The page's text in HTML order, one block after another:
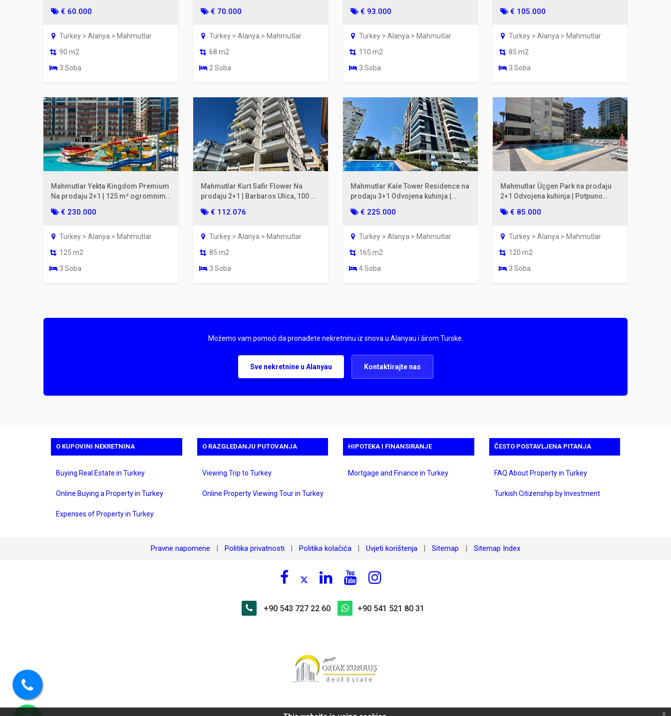
€ 60.000
Turkey > Alanya > Mahmutlar
90 m2
3 Soba
€ 70.000
Turkey > Alanya > Mahmutlar
68 m2
2 Soba
€ 93.000
Turkey > Alanya > Mahmutlar
110 m2
3 Soba
€ 105.000
Turkey > Alanya > Mahmutlar
85 m2
3 Soba
Mahmutlar Yekta Kingdom Premium
Na prodaju 2+1 | 125 m² ogromnim
€ 230.000
Turkey > Alanya > Mahmutlar
125 m2
3 Soba
Mahmutlar Kurt Safir Flower Na
prodaju 2+1 | Barbaros Ulica, 100 m
€ 112.076
Turkey > Alanya > Mahmutlar
85 m2
3 Soba
Mahmutlar Kale Tower Residence na
prodaju 3+1 Odvojena kuhinja |
€ 225.000
Turkey > Alanya > Mahmutlar
165 m2
4 Soba
Mahmutlar Üçgen Park na prodaju
2+1 Odvojena kuhinja | Potpuno
€ 85.000
Turkey > Alanya > Mahmutlar
120 m2
3 Soba
Možemo vam pomoći da pronađete nekretninu iz snova u Alanyau i širom Turske.
Sve nekretnine u Alanyau Kontaktirajte nas
O KUPOVINI NEKRETNINA
Buying Real Estate in Turkey
Online Buying a Property in Turkey
Expenses of Property in Turkey
O RAZGLEDANJU PUTOVANJA
Viewing Trip to Turkey
Online Property Viewing Tour in Turkey
HIPOTEKA I FINANSIRANJE
Mortgage and Finance in Turkey
ČESTO POSTAVLJENA PITANJA
FAQ About Property in Turkey
Turkish Citizenship by Investment
Pravne napomene Politika privatnosti Politika kolačića Uvjeti korištenja Sitemap Sitemap Index
+90 543 727 22 60 +90 541 521 80 31
Pozovite
nas x